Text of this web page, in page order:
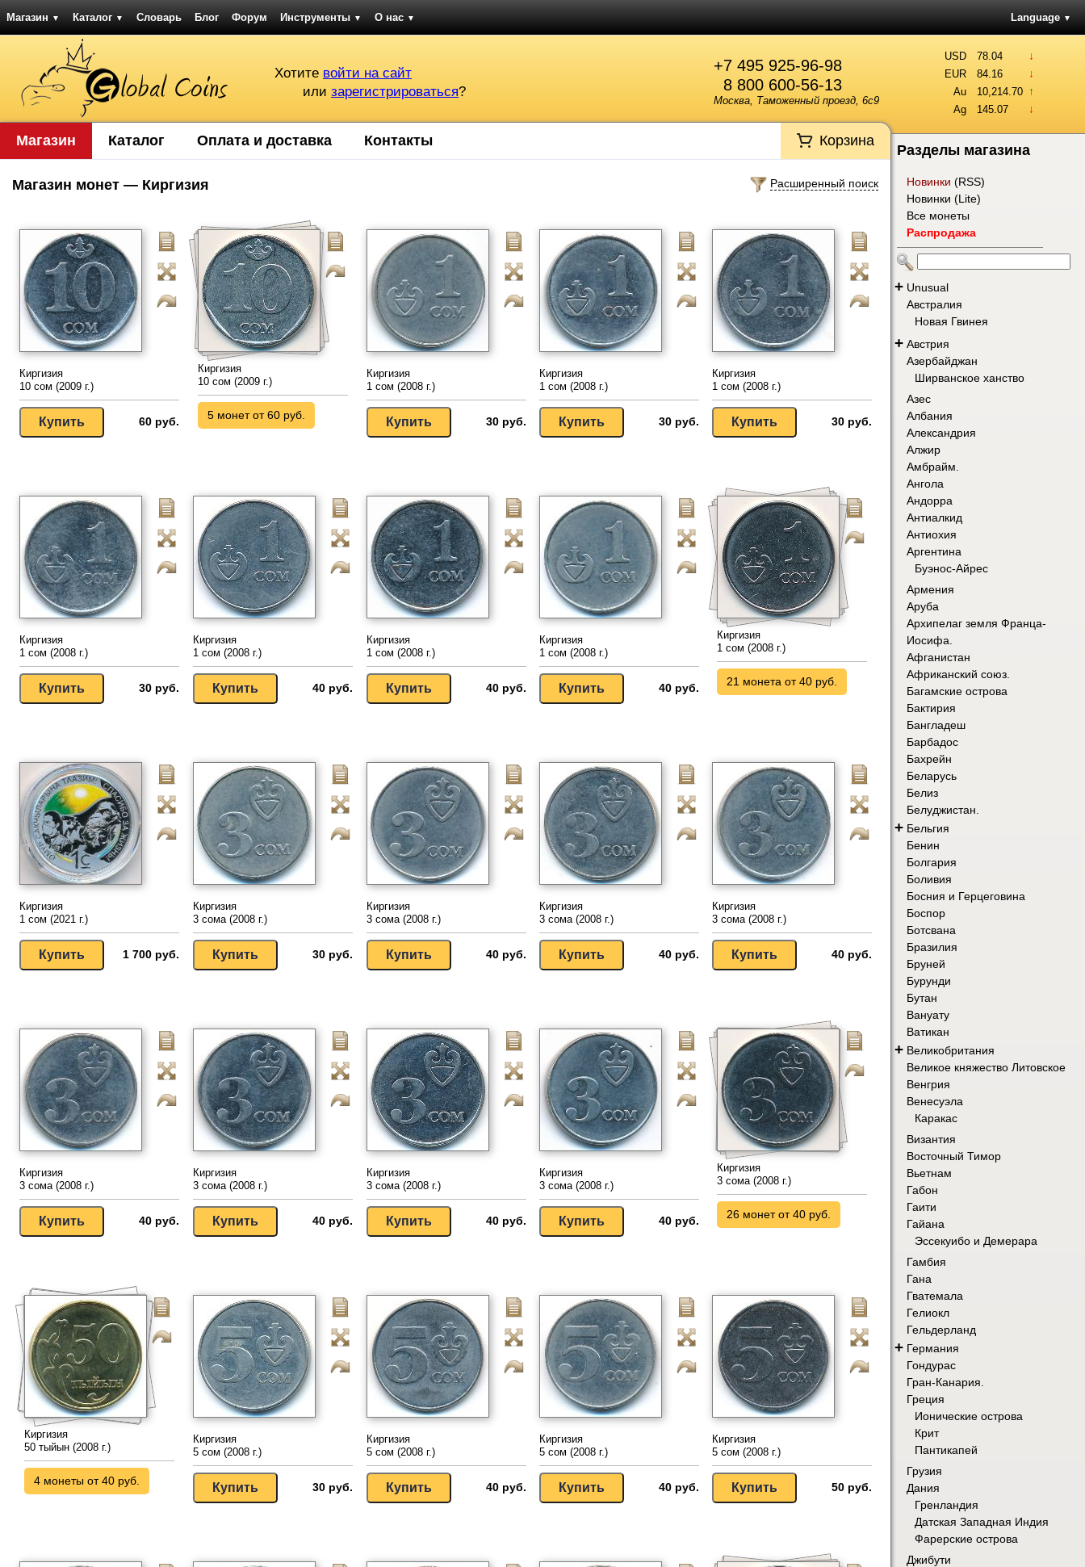
Магазин ▼ Каталог ▼ Словарь Блог Форум Инструменты ▼ О нас ▼ Language ▼
+7 495 925-96-98
8 800 600-56-13
Москва, Таможенный проезд, 6с9
Хотите войти на сайт
или зарегистрироваться?
USD 78.04 ↓
EUR 84.16 ↓
Au 10,214.70 ↑
Ag 145.07 ↓
Магазин Каталог Оплата и доставка Контакты Корзина
Расширенный поиск
Магазин монет — Киргизия
Киргизия
10 сом (2009 г.)
60 руб.
Киргизия
10 сом (2009 г.)
5 монет от 60 руб.
Киргизия
1 сом (2008 г.)
30 руб.
Киргизия
1 сом (2008 г.)
30 руб.
Киргизия
1 сом (2008 г.)
30 руб.
Киргизия
1 сом (2008 г.)
30 руб.
Киргизия
1 сом (2008 г.)
40 руб.
Киргизия
1 сом (2008 г.)
40 руб.
Киргизия
1 сом (2008 г.)
40 руб.
Киргизия
1 сом (2008 г.)
21 монета от 40 руб.
Киргизия
1 сом (2021 г.)
1 700 руб.
Киргизия
3 сома (2008 г.)
30 руб.
Киргизия
3 сома (2008 г.)
40 руб.
Киргизия
3 сома (2008 г.)
40 руб.
Киргизия
3 сома (2008 г.)
40 руб.
Киргизия
3 сома (2008 г.)
40 руб.
Киргизия
3 сома (2008 г.)
40 руб.
Киргизия
3 сома (2008 г.)
40 руб.
Киргизия
3 сома (2008 г.)
40 руб.
Киргизия
3 сома (2008 г.)
26 монет от 40 руб.
Киргизия
50 тыйын (2008 г.)
4 монеты от 40 руб.
Киргизия
5 сом (2008 г.)
30 руб.
Киргизия
5 сом (2008 г.)
40 руб.
Киргизия
5 сом (2008 г.)
40 руб.
Киргизия
5 сом (2008 г.)
50 руб.
Разделы магазина
Новинки (RSS)
Новинки (Lite)
Все монеты
Распродажа
+ Unusual
Австралия
Новая Гвинея
+ Австрия
Азербайджан
Ширванское ханство
Азес
Албания
Александрия
Алжир
Амбрайм.
Ангола
Андорра
Антиалкид
Антиохия
Аргентина
Буэнос-Айрес
Армения
Аруба
Архипелаг земля Франца-
Иосифа.
Афганистан
Африканский союз.
Багамские острова
Бактирия
Бангладеш
Барбадос
Бахрейн
Беларусь
Белиз
Белуджистан.
+ Бельгия
Бенин
Болгария
Боливия
Босния и Герцеговина
Боспор
Ботсвана
Бразилия
Бруней
Бурунди
Бутан
Вануату
Ватикан
+ Великобритания
Великое княжество Литовское
Венгрия
Венесуэла
Каракас
Византия
Восточный Тимор
Вьетнам
Габон
Гаити
Гайана
Эссекуибо и Демерара
Гамбия
Гана
Гватемала
Гелиокл
Гельдерланд
+ Германия
Гондурас
Гран-Канария.
Греция
Ионические острова
Крит
Пантикапей
Грузия
Дания
Гренландия
Датская Западная Индия
Фарерские острова
Джибути